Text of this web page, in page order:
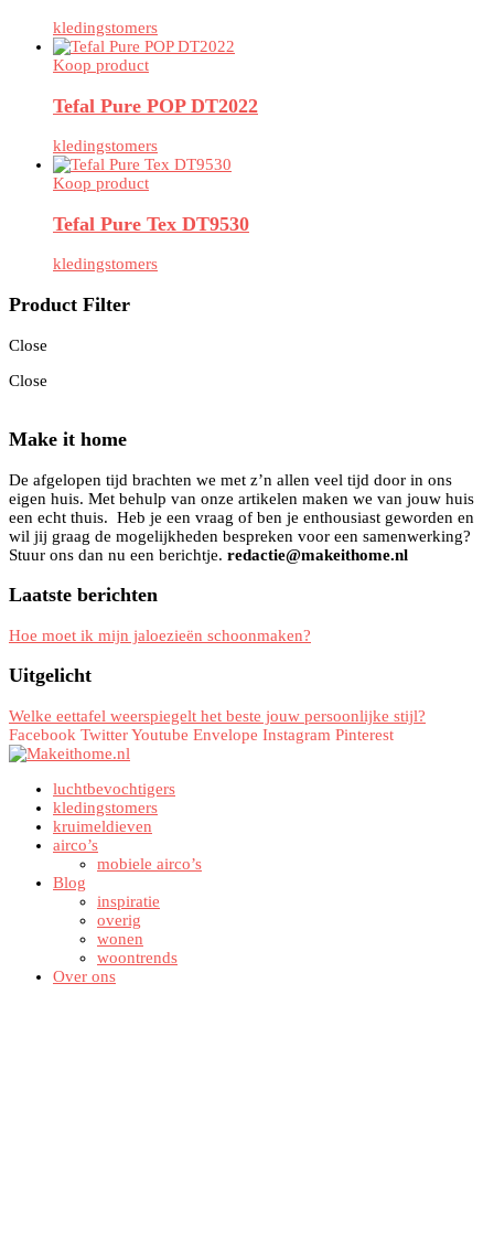
kledingstomers
Koop product
Tefal Pure POP DT2022
kledingstomers
Koop product
Tefal Pure Tex DT9530
kledingstomers
Product Filter
Close
Close
Make it home
De afgelopen tijd brachten we met z’n allen veel tijd door in ons
eigen huis. Met behulp van onze artikelen maken we van jouw huis
een echt thuis. Heb je een vraag of ben je enthousiast geworden en
wil jij graag de mogelijkheden bespreken voor een samenwerking?
Stuur ons dan nu een berichtje. redactie@makeithome.nl
Laatste berichten
Hoe moet ik mijn jaloezieën schoonmaken?
Uitgelicht
Welke eettafel weerspiegelt het beste jouw persoonlijke stijl?
Facebook TwitterYoutube Envelope Instagram Pinterest
luchtbevochtigers
kledingstomers
kruimeldieven
airco’s
mobiele airco’s
Blog
inspiratie
overig
wonen
woontrends
Over ons